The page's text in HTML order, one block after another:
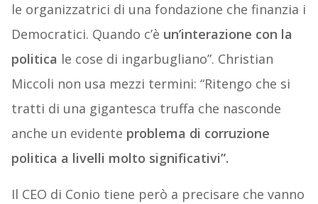
le organizzatrici di una fondazione che finanzia i
Democratici. Quando c’è un’interazione con la
politica le cose di ingarbugliano”. Christian
Miccoli non usa mezzi termini: “Ritengo che si
tratti di una gigantesca truffa che nasconde
anche un evidente problema di corruzione
politica a livelli molto significativi”.
Il CEO di Conio tiene però a precisare che vanno